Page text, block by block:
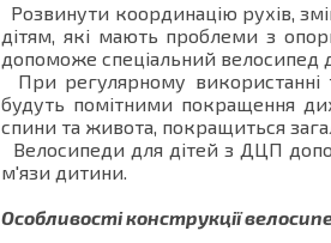
Розвинути координацію рухів,
дітям, які мають проблеми з
допоможе спеціальний велосипед
При регулярному використанні
будуть помітними покращення
спини та живота, покращиться
Велосипеди для дітей з ДЦП
м'язи дитини.
Особливості конструкції